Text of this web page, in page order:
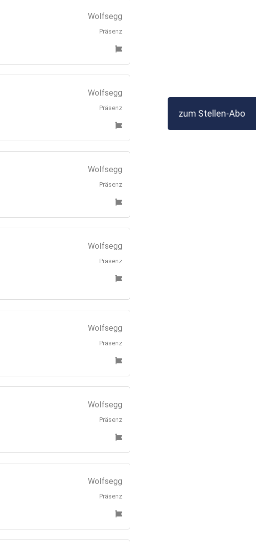
Wolfsegg
Präsenz
Wolfsegg
Präsenz
Wolfsegg
Präsenz
Wolfsegg
Präsenz
Wolfsegg
Präsenz
Wolfsegg
Präsenz
Wolfsegg
Präsenz
zum Stellen-Abo